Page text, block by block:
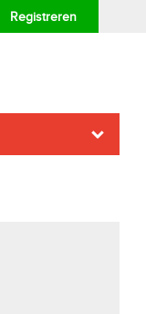
Registreren